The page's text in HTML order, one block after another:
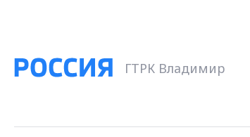
ГТРК Владимир